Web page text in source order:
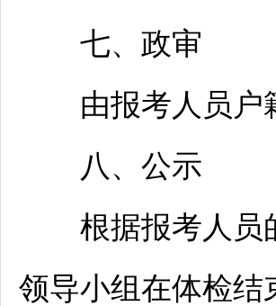
七、政审
由报考人员户
八、公示
根据报考人员
领导小组在体检结